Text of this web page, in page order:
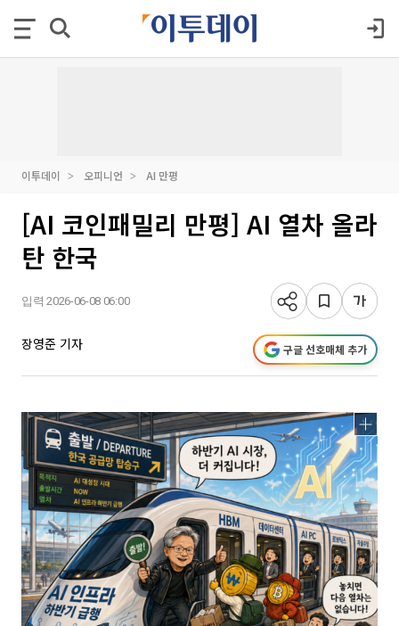
이투데이 오피니언 AI 만평
[AI 코인패밀리 만평] AI 열차 올라
탄 한국
입력 2026-06-08 06:00
장영준 기자 구글 선호매체 추가